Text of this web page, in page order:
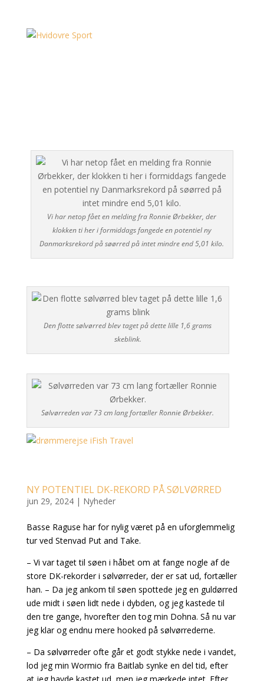
Vi har netop fået en melding fra Ronnie Ørbekker, der
klokken ti her i formiddags fangede en potentiel ny
Danmarksrekord på søørred på intet mindre end 5,01 kilo.
Den flotte sølvørred blev taget på dette lille 1,6 grams
skeblink.
Sølvørreden var 73 cm lang fortæller Ronnie Ørbekker.
NY POTENTIEL DK-REKORD PÅ SØLVØRRED
jun 29, 2024| Nyheder
Basse Raguse har for nylig været på en uforglemmelig
tur ved Stenvad Put and Take.
– Vi var taget til søen i håbet om at fange nogle af de
store DK-rekorder i sølvørreder, der er sat ud, fortæller
han. – Da jeg ankom til søen spottede jeg en guldørred
ude midt i søen lidt nede i dybden, og jeg kastede til
den tre gange, hvorefter den tog min Dohna. Så nu var
jeg klar og endnu mere hooked på sølvørrederne.
– Da sølvørreder ofte går et godt stykke nede i vandet,
lod jeg min Wormio fra Baitlab synke en del tid, efter